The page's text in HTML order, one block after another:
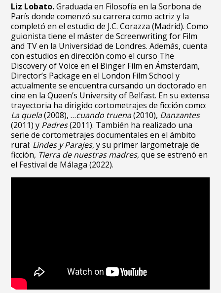
Liz Lobato.Graduada en Filosofía en la Sorbona de
París donde comenzó su carrera como actriz y la
completó en el estudio de J.C. Corazza (Madrid). Como
guionista tiene el máster de Screenwriting for Film
and TV en la Universidad de Londres. Además, cuenta
con estudios en dirección como el curso The
Discovery of Voice en el Binger Film en Ámsterdam,
Director’s Package en el London Film School y
actualmente se encuentra cursando un doctorado en
cine en la Queen’s University of Belfast. En su extensa
trayectoria ha dirigido cortometrajes de ficción como:
La quela(2008), …cuando truena(2010), Danzantes
(2011) y Padres(2011). También ha realizado una
serie de cortometrajes documentales en el ámbito
rural: Lindes y Parajes, y su primer largometraje de
ficción, Tierra de nuestras madres, que se estrenó en
el Festival de Málaga (2022).